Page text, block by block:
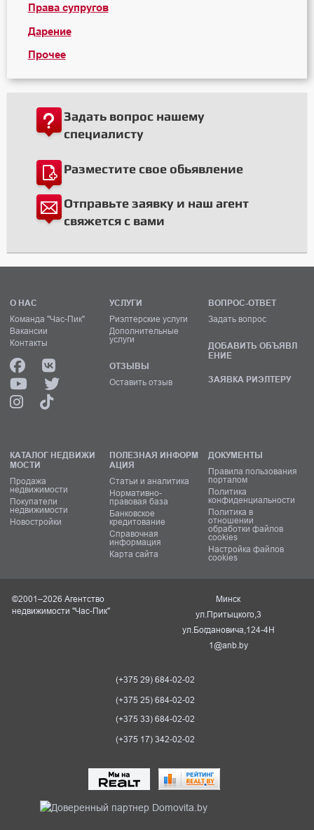
Права супругов
Дарение
Прочее
Задать вопрос нашему
специалисту
Разместите свое обьявление
Отправьте заявку и наш агент
свяжется с вами
О НАС
Команда "Час-Пик"
Вакансии
Контакты
УСЛУГИ
Риэлтерские услуги
Дополнительные
услуги
ОТЗЫВЫ
Оставить отзыв
ВОПРОС-ОТВЕТ
Задать вопрос
ДОБАВИТЬ ОБЪЯВЛ
ЕНИЕ
ЗАЯВКА РИЭЛТЕРУ
КАТАЛОГ НЕДВИЖИ
МОСТИ
Продажа
недвижимости
Покупатели
недвижимости
Новостройки
ПОЛЕЗНАЯ ИНФОРМ
АЦИЯ
Статьи и аналитика
Нормативно-
правовая база
Банковское
кредитование
Справочная
информация
Карта сайта
ДОКУМЕНТЫ
Правила пользования
порталом
Политика
конфиденциальности
Политика в
отношении
обработки файлов
cookies
Настройка файлов
cookies
©2001–2026 Агентство
недвижимости "Час-Пик"
Минск
ул.Притыцкого,3
ул.Богдановича,124-4Н
1@anb.by
(+375 29) 684-02-02
(+375 25) 684-02-02
(+375 33) 684-02-02
(+375 17) 342-02-02